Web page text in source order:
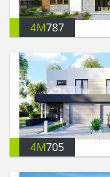
4M787
4M705